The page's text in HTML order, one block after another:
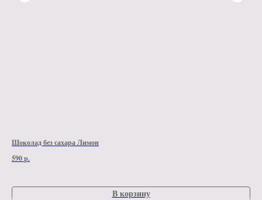
Шоколад без сахара Лимон
590р.
В корзину